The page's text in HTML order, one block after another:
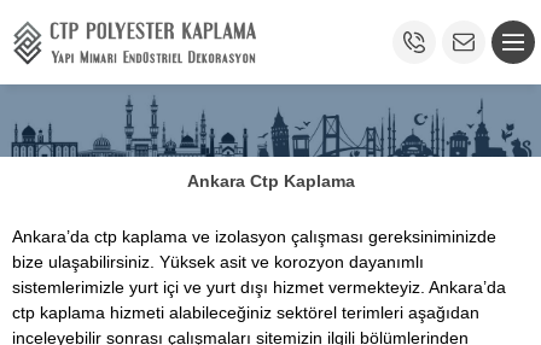
Ankara Ctp Kaplama
Ankara’da ctp kaplama ve izolasyon çalışması gereksiniminizde
bize ulaşabilirsiniz. Yüksek asit ve korozyon dayanımlı
sistemlerimizle yurt içi ve yurt dışı hizmet vermekteyiz. Ankara’da
ctp kaplama hizmeti alabileceğiniz sektörel terimleri aşağıdan
inceleyebilir sonrası çalışmaları sitemizin ilgili bölümlerinden